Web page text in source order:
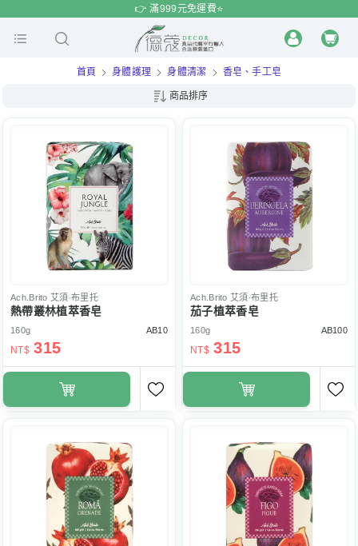
$
$
時 特賣
👉 滿999元免運費⭐️
首頁 身體護理 身體清潔 香皂、手工皂
商品排序
Ach.Brito 艾須‧布里托
熱帶叢林植萃香皂
160g AB10
NT$ 315
Ach.Brito 艾須‧布里托
茄子植萃香皂
160g AB100
NT$ 315